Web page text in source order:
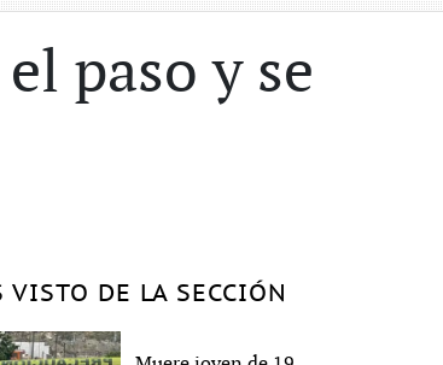
paso y se
VISTO DE LA SECCIÓN